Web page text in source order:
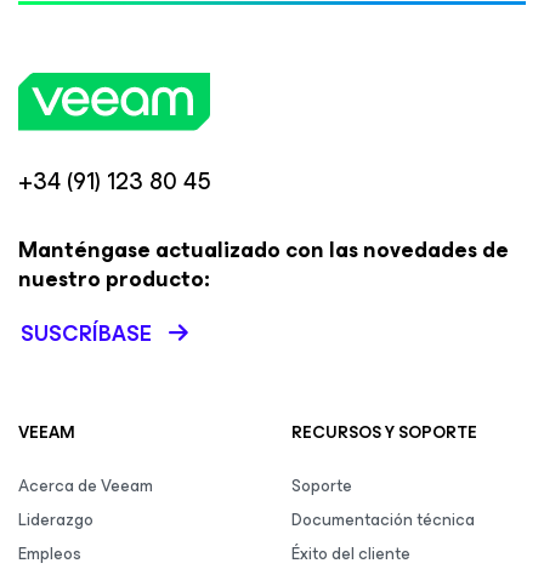
+34 (91) 123 80 45
Manténgase actualizado con las novedades de
nuestro producto:
SUSCRÍBASE
VEEAM
Acerca de Veeam
Liderazgo
Empleos
RECURSOS Y SOPORTE
Soporte
Documentación técnica
Éxito del cliente